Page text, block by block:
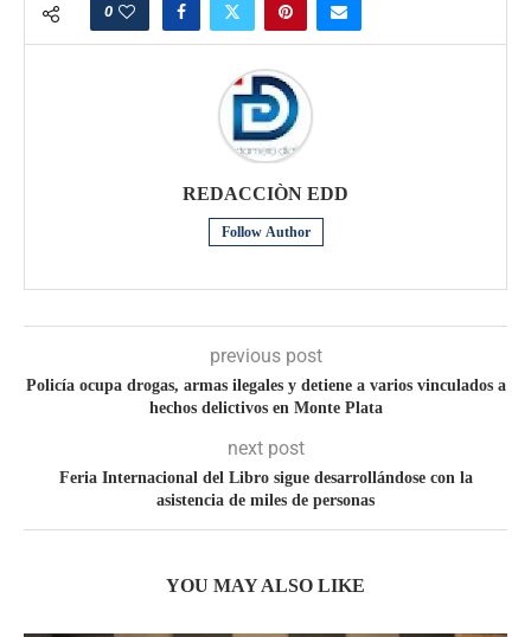
0
REDACCIÒN EDD
Follow Author
previous post
Policía ocupa drogas, armas ilegales y detiene a varios vinculados a
hechos delictivos en Monte Plata
next post
Feria Internacional del Libro sigue desarrollándose con la
asistencia de miles de personas
YOU MAY ALSO LIKE